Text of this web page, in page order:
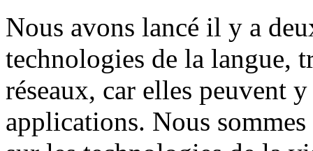
Nous avons lancé il y a
technologies de la langue,
réseaux, car elles peuvent
applications. Nous